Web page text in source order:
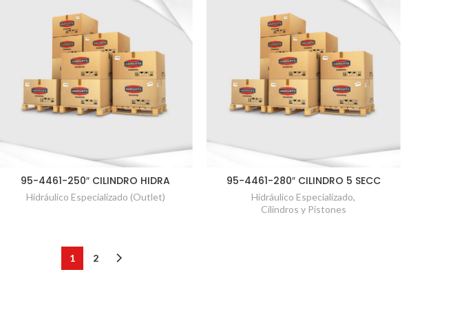
95-4461-250″ CILINDRO HIDRA
Hidráulico Especializado (Outlet)
95-4461-280″ CILINDRO 5 SECC
Hidráulico Especializado,
Cilindros y Pistones
1 2